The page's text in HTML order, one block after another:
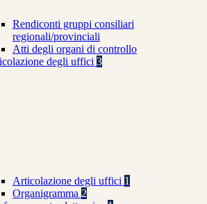
Rendiconti gruppi consiliari
regionali/provinciali
Atti degli organi di controllo
degli uffici 3
Articolazione degli uffici 1
Organigramma 2